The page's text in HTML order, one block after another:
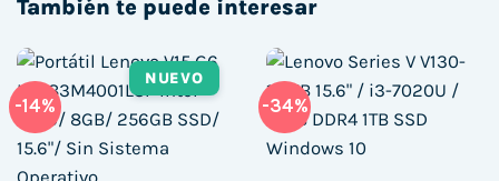
También te puede interesar
-14%
NUEVO
-34%